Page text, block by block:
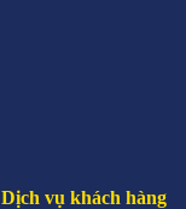
Dịch vụ khách hàng